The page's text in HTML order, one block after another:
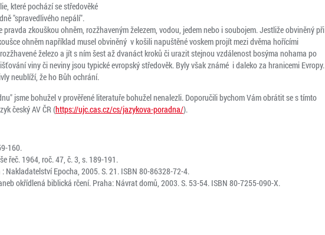
které pochází se středověké
"spravedlivého nepálí".
zkouškou ohněm, rozžhaveným železem, vodou, jedem nebo i soubojem. Jestliže obviněný při
ohněm například musel obviněný v košili napuštěné voskem projít mezi dvěma hořícími
železo a jít s ním šest až dvanáct kroků či urazit stejnou vzdálenost bosýma nohama po
viny či neviny jsou typické evropský středověk. Byly však známé i daleko za hranicemi Evropy.
neublíží, že ho Bůh ochrání.
jsme bohužel v prověřené literatuře bohužel nenalezli. Doporučili bychom Vám obrátit se s tímto
český AV ČR (https://ujc.cas.cz/cs/jazykova-poradna/).
160.
řeč. 1964, roč. 47, č. 3, s. 189-191.
Nakladatelství Epocha, 2005. S. 21. ISBN 80-86328-72-4.
okřídlená biblická rčení. Praha: Návrat domů, 2003. S. 53-54. ISBN 80-7255-090-X.